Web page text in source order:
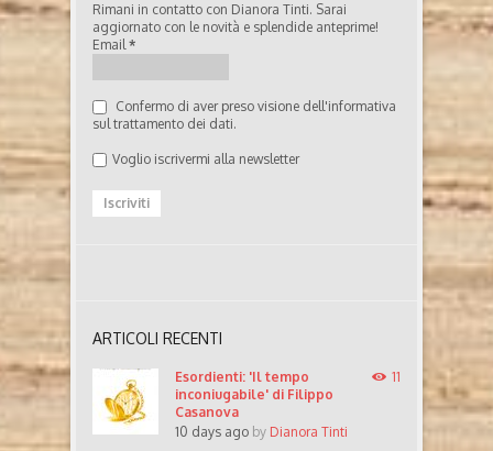
Rimani in contatto con Dianora Tinti. Sarai
aggiornato con le novità e splendide anteprime!
Email*
Confermo di aver preso visione dell'informativa
sul trattamento dei dati.
Voglio iscrivermi alla newsletter
ARTICOLI RECENTI
Esordienti: 'Il tempo
inconiugabile' di Filippo
Casanova
10 days ago by Dianora Tinti
11